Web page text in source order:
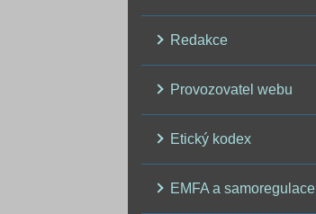
Redakce
Provozovatel webu
Etický kodex
EMFA a samoregulace